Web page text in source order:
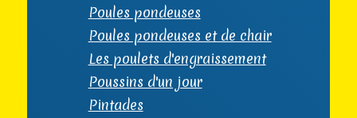
Poules pondeuses
Poules pondeuses et de chair
Les poulets d'engraissement
Poussins d'un jour
Pintades